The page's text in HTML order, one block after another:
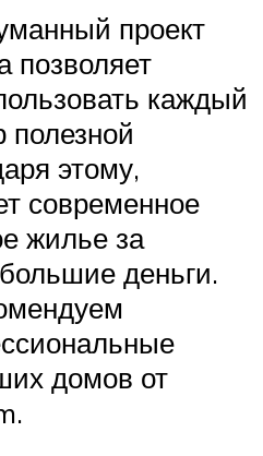
проект
позволяет
каждый
полезной
этому,
современное
жилье за
деньги.
домов от